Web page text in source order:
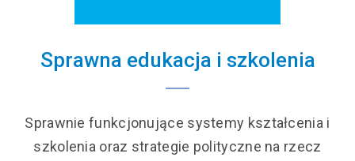
Sprawna edukacja i szkolenia
Sprawnie funkcjonujące systemy kształcenia i
szkolenia oraz strategie polityczne na rzecz